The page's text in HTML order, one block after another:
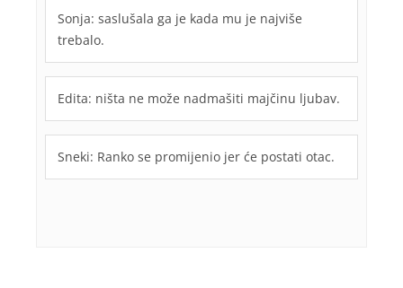
Sonja: saslušala ga je kada mu je najviše
trebalo.
Edita: ništa ne može nadmašiti majčinu ljubav.
Sneki: Ranko se promijenio jer će postati otac.